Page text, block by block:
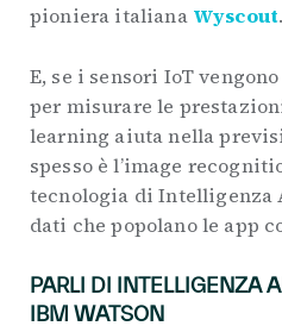
pioniera italiana Wyscout.
E, se i sensori IoT
per misurare le
learning aiuta nella
spesso è l’image
tecnologia di Intelligenza
dati che popolano le app
PARLI DI INTELLIGENZA
IBM WATSON